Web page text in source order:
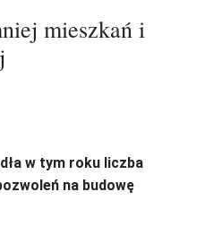
mieszkań i
w tym roku liczba
na budowę